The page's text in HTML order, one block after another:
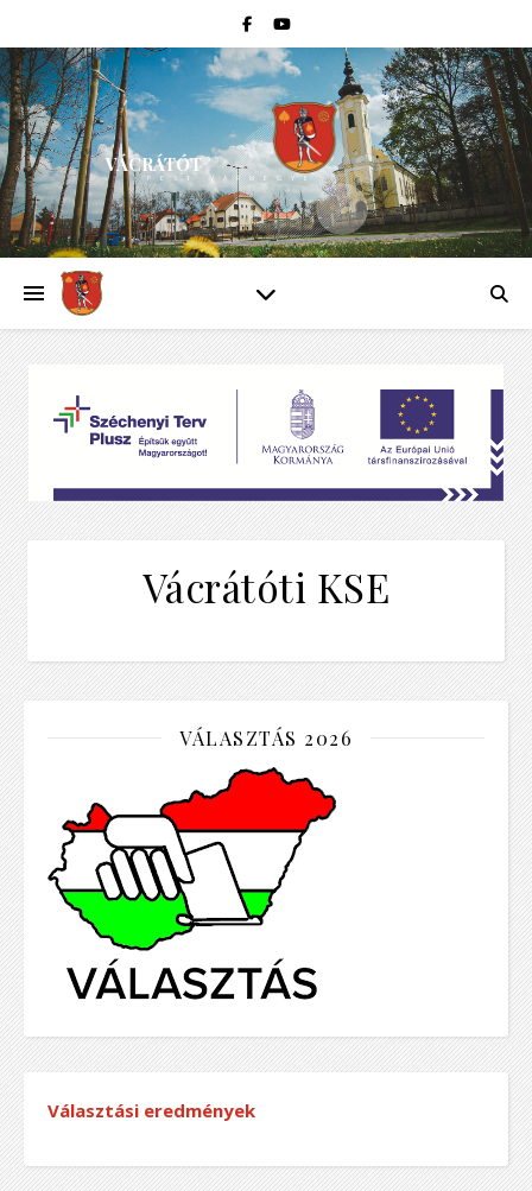
VÁCRÁTÓT
PEST VÁRMEGYE
Vácrátóti KSE
VÁLASZTÁS 2026
Választási eredmények